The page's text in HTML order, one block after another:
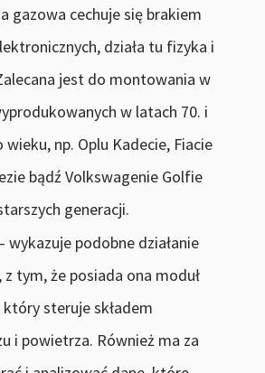
gazowa cechuje się brakiem
działa tu fizyka i
jest do montowania w
w latach 70. i
wieku, np. Oplu Kadecie, Fiacie
bądź Volkswagenie Golfie
generacji.
wykazuje podobne działanie
tym, że posiada ona moduł
steruje składem
i powietrza. Również ma za